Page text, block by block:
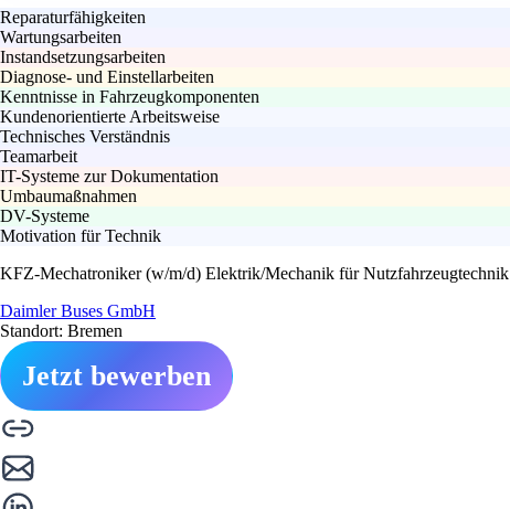
Reparaturfähigkeiten
Wartungsarbeiten
Instandsetzungsarbeiten
Diagnose- und Einstellarbeiten
Kenntnisse in Fahrzeugkomponenten
Kundenorientierte Arbeitsweise
Technisches Verständnis
Teamarbeit
IT-Systeme zur Dokumentation
Umbaumaßnahmen
DV-Systeme
Motivation für Technik
KFZ-Mechatroniker (w/m/d) Elektrik/Mechanik für Nutzfahrzeugtechnik
Daimler Buses GmbH
Standort: Bremen
Jetzt bewerben